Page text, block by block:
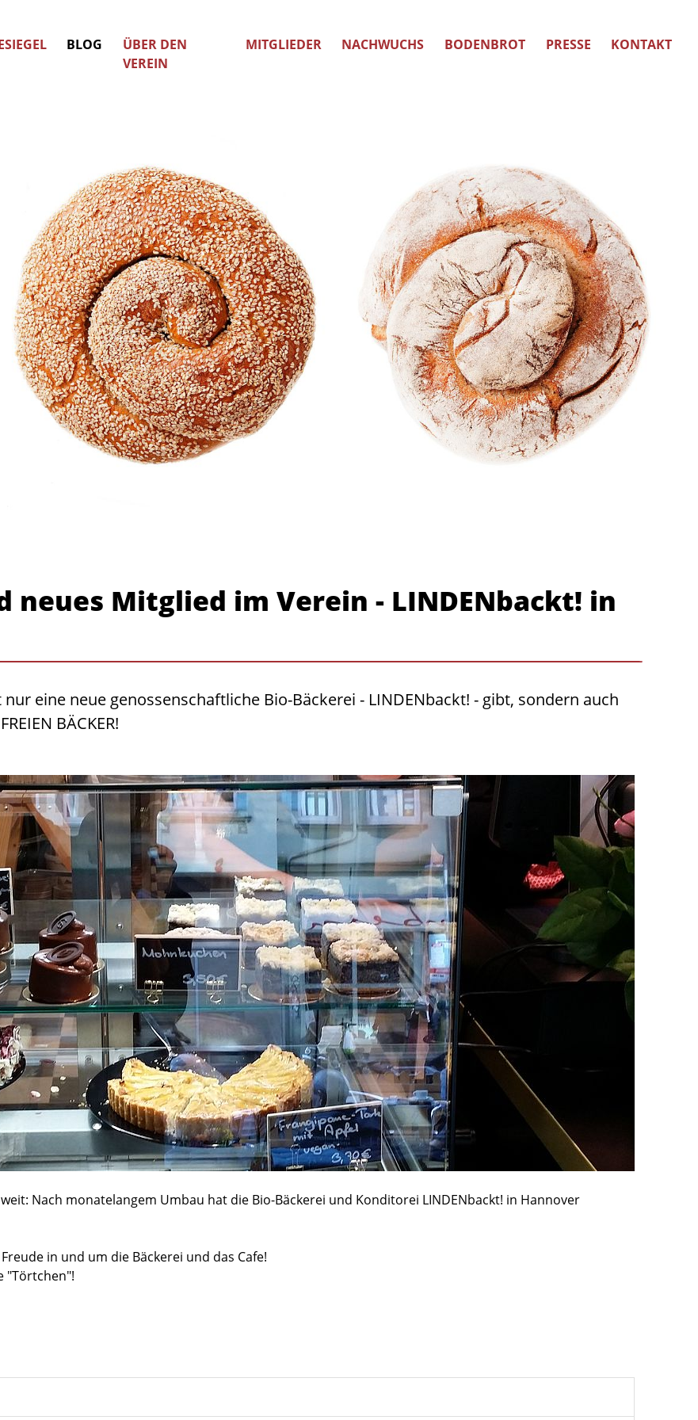
BLOG
ÜBER DEN
VEREIN
MITGLIEDER NACHWUCHS BODENBROT PRESSE KONTAKT
neues Mitglied im Verein - LINDENbackt! in
eine neue genossenschaftliche Bio-Bäckerei - LINDENbackt! - gibt, sondern auch
BÄCKER!
Nach monatelangem Umbau hat die Bio-Bäckerei und Konditorei LINDENbackt! in Hannover
in und um die Bäckerei und das Cafe!
"Törtchen"!